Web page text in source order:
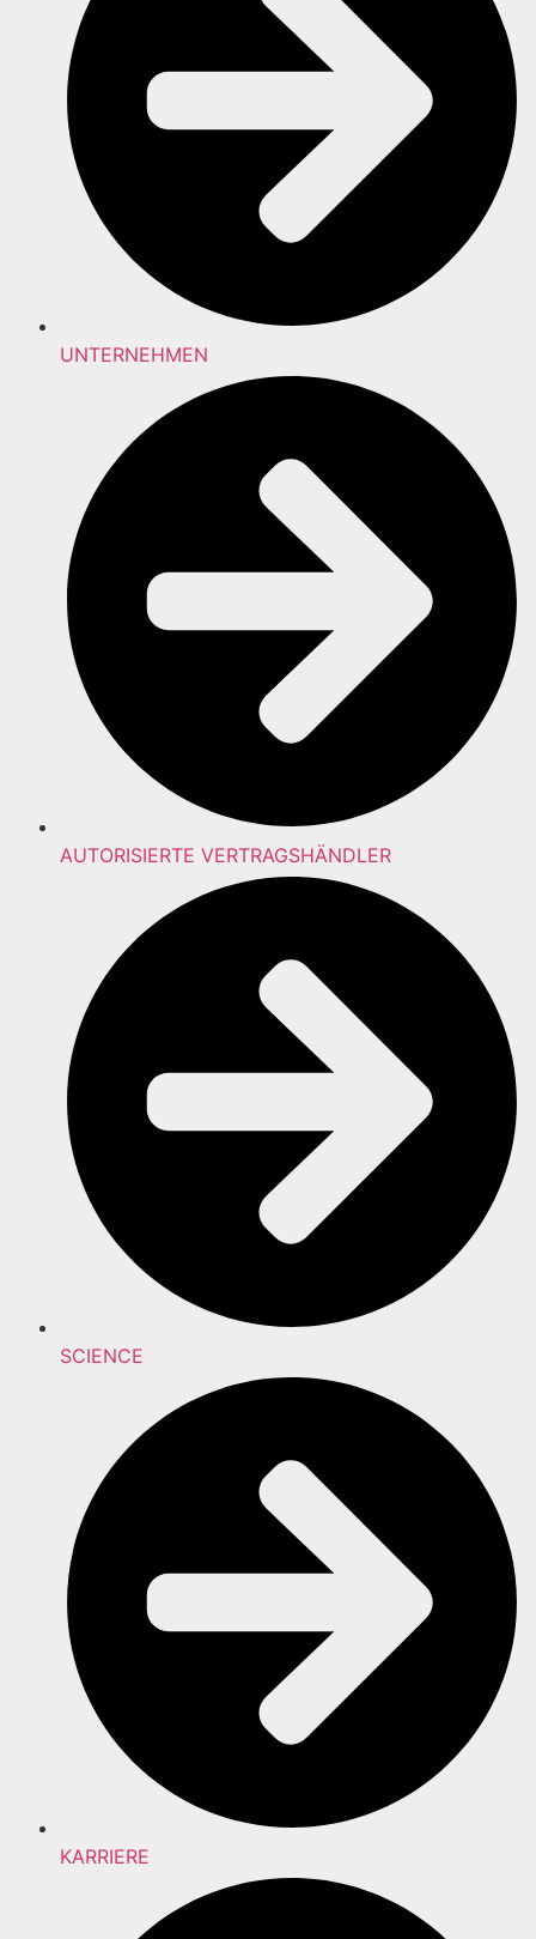
UNTERNEHMEN
AUTORISIERTE VERTRAGSHÄNDLER
SCIENCE
KARRIERE